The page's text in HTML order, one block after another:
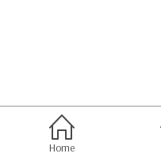
Home